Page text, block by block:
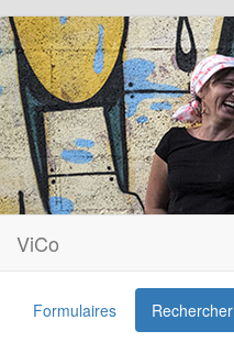
ViCo
Formulaires Rechercher